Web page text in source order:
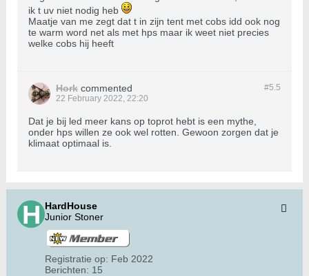
ik t uv niet nodig heb
Maatje van me zegt dat t in zijn tent met cobs idd ook nog
te warm word net als met hps maar ik weet niet precies
welke cobs hij heeft
#5.5
Hork commented
22 February 2022, 22:20
Dat je bij led meer kans op toprot hebt is een mythe,
onder hps willen ze ook wel rotten. Gewoon zorgen dat je
klimaat optimaal is.
HardHouse
Junior Stoner
Registratie op: Feb 2022
Berichten: 15